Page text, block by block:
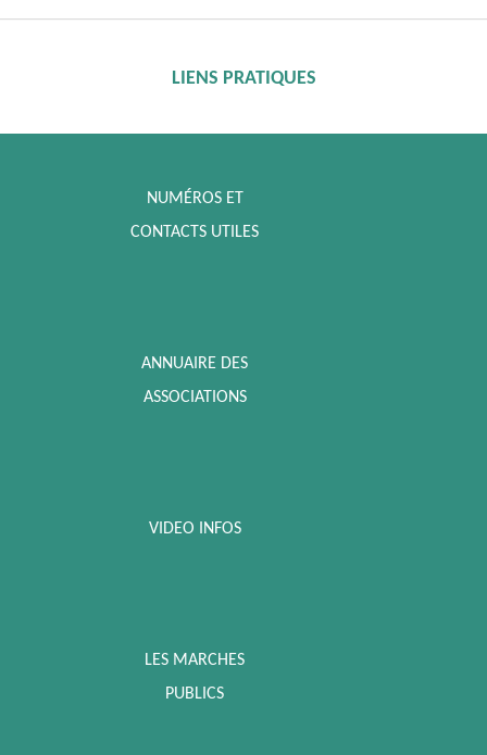
LIENS PRATIQUES
NUMÉROS ET
CONTACTS UTILES
ANNUAIRE DES
ASSOCIATIONS
VIDEO INFOS
LES MARCHES
PUBLICS